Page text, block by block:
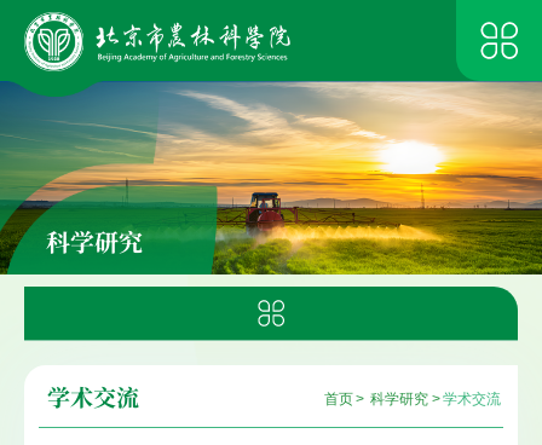
科学研究
首页> 科学研究 >学术交流
学术交流